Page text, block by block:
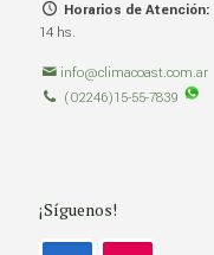
Horarios de Atención:
14 hs.
info@climacoast.com.ar
(02246)15-55-7839
¡Síguenos!